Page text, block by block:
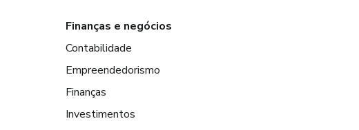
Finanças e negócios
Contabilidade
Empreendedorismo
Finanças
Investimentos